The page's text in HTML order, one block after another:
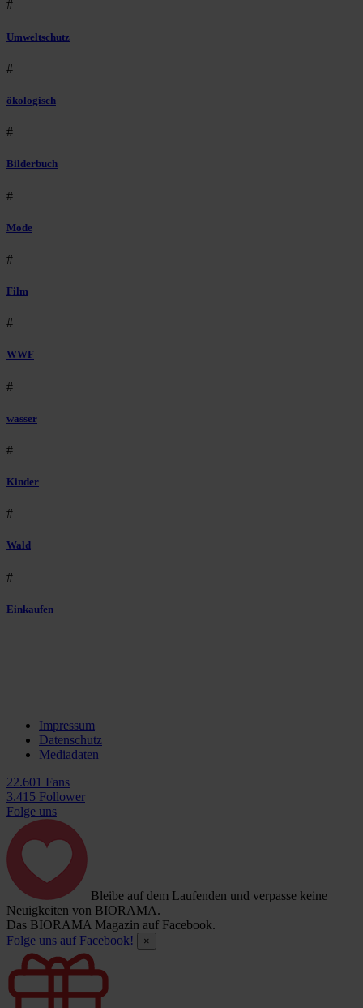
#
Umweltschutz
#
ökologisch
#
Bilderbuch
#
Mode
#
Film
#
WWF
#
wasser
#
Kinder
#
Wald
#
Einkaufen
Impressum
Datenschutz
Mediadaten
22.601 Fans
3.415 Follower
Folge uns
Bleibe auf dem Laufenden und verpasse keine
Neuigkeiten von BIORAMA.
Das BIORAMA Magazin auf Facebook.
Folge uns auf Facebook!
×